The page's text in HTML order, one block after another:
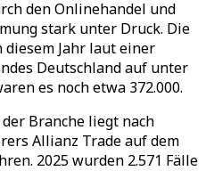
den Onlinehandel und
stark unter Druck. Die
Jahr laut einer
Deutschland auf unter
es noch etwa 372.000.
Branche liegt nach
Allianz Trade auf dem
2025 wurden 2.571 Fälle